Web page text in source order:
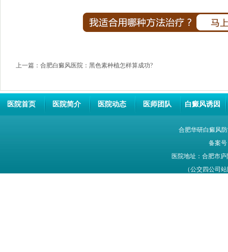
上一篇： 合肥白癜风医院：黑色素种植怎样算成功?
医院首页 医院简介 医院动态 医师团队 白癜风诱因
合肥华研白癜风
备案号
医院地址：合肥市
（公交四公司